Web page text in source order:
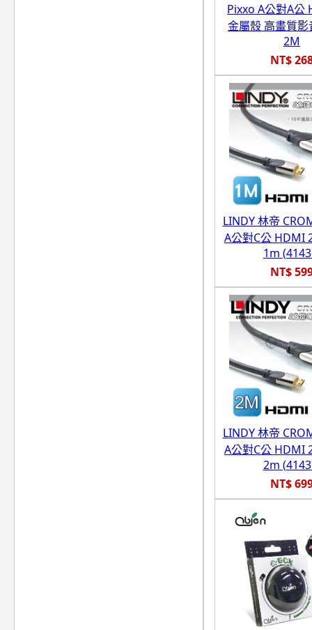
Pixxo A公對A公
金屬殼 高畫質影
2M
NT$
LINDY 林帝
A公對C公 HDMI
1m
NT$
LINDY 林帝
A公對C公 HDMI
2m
NT$